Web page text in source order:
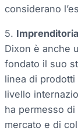
considerano
5.
Dixon è anche
fondato il suo
linea di
livello
ha permesso
mercato e di